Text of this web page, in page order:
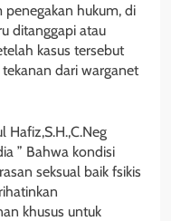
hukum, di
ditanggapi atau
kasus tersebut
dari warganet
” Bahwa kondisi
seksual baik fsikis
khusus untuk